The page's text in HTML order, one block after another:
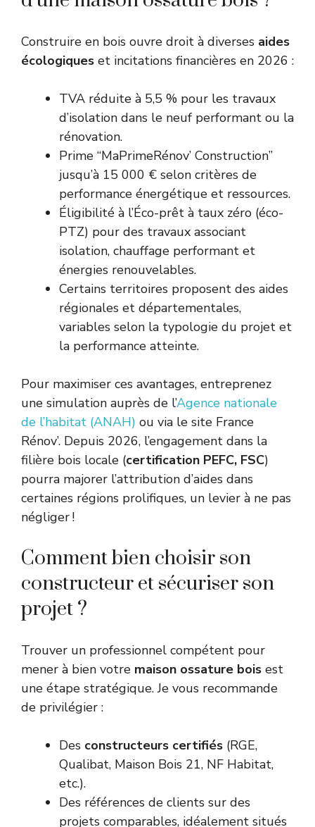
Construire en bois ouvre droit à diverses aides
écologiques et incitations financières en 2026 :
TVA réduite à 5,5 % pour les travaux
d’isolation dans le neuf performant ou la
rénovation.
Prime “MaPrimeRénov’ Construction”
jusqu’à 15 000 € selon critères de
performance énergétique et ressources.
Éligibilité à l’Éco-prêt à taux zéro (éco-
PTZ) pour des travaux associant
isolation, chauffage performant et
énergies renouvelables.
Certains territoires proposent des aides
régionales et départementales,
variables selon la typologie du projet et
la performance atteinte.
Pour maximiser ces avantages, entreprenez
une simulation auprès de l’Agence nationale
de l’habitat (ANAH) ou via le site France
Rénov’. Depuis 2026, l’engagement dans la
filière bois locale (certification PEFC, FSC)
pourra majorer l’attribution d’aides dans
certaines régions prolifiques, un levier à ne pas
négliger !
Comment bien choisir son
constructeur et sécuriser son
projet ?
Trouver un professionnel compétent pour
mener à bien votre maison ossature bois est
une étape stratégique. Je vous recommande
de privilégier :
Des constructeurs certifiés (RGE,
Qualibat, Maison Bois 21, NF Habitat,
etc.).
Des références de clients sur des
projets comparables, idéalement situés